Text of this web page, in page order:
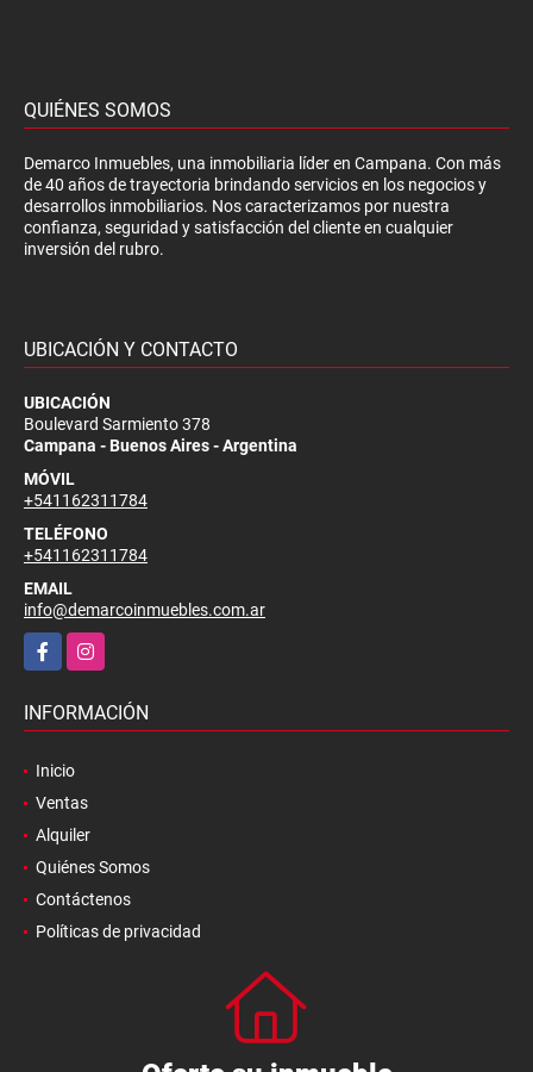
QUIÉNES SOMOS
Demarco Inmuebles, una inmobiliaria líder en Campana. Con más
de 40 años de trayectoria brindando servicios en los negocios y
desarrollos inmobiliarios. Nos caracterizamos por nuestra
confianza, seguridad y satisfacción del cliente en cualquier
inversión del rubro.
UBICACIÓN Y CONTACTO
UBICACIÓN
Boulevard Sarmiento 378
Campana - Buenos Aires - Argentina
MÓVIL
+541162311784
TELÉFONO
+541162311784
EMAIL
info@demarcoinmuebles.com.ar
FacebookInstagram
INFORMACIÓN
Inicio
Ventas
Alquiler
Quiénes Somos
Contáctenos
Políticas de privacidad